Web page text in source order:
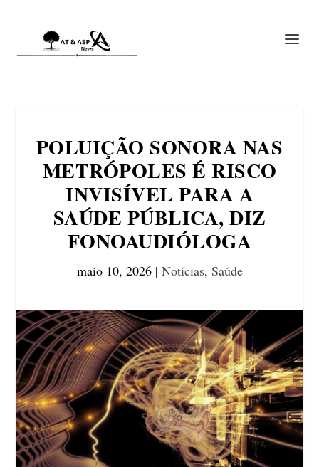
POLUIÇÃO SONORA NAS
METRÓPOLES É RISCO
INVISÍVEL PARA A
SAÚDE PÚBLICA, DIZ
FONOAUDIÓLOGA
maio 10, 2026| Notícias, Saúde